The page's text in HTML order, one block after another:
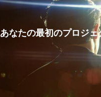
あなたの最初のプロジ